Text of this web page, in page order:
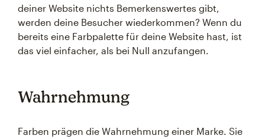
deiner Website nichts Bemerkenswertes gibt,
werden deine Besucher wiederkommen? Wenn du
bereits eine Farbpalette für deine Website hast, ist
das viel einfacher, als bei Null anzufangen.
Wahrnehmung
Farben prägen die Wahrnehmung einer Marke. Sie